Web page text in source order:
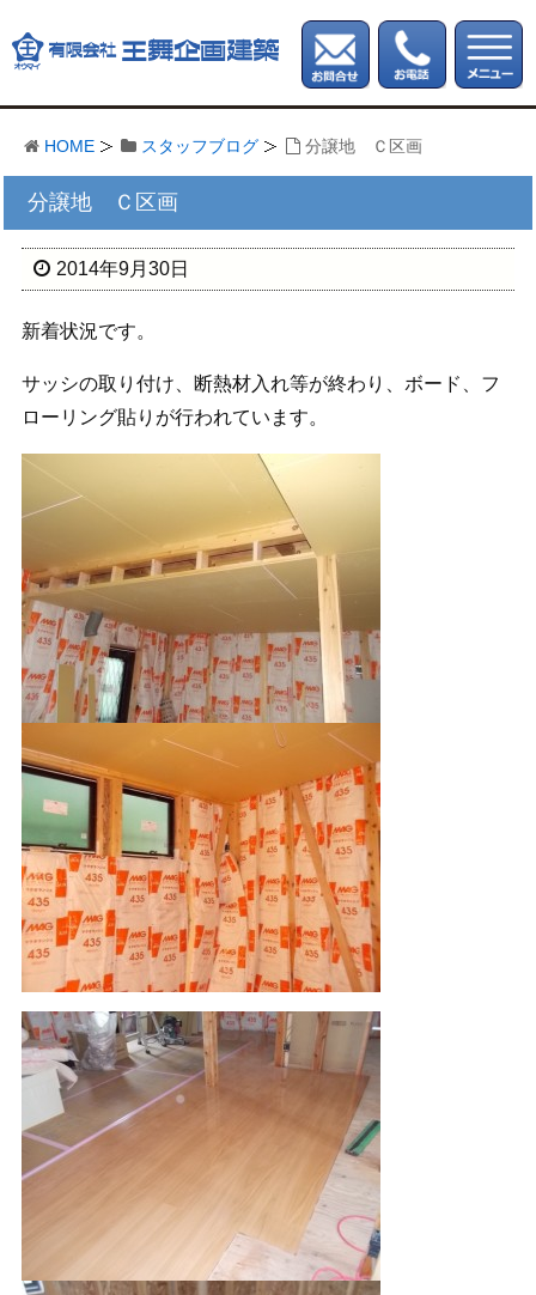
HOME スタッフブログ 分譲地 Ｃ区画
分譲地 Ｃ区画
2014年9月30日
新着状況です。
サッシの取り付け、断熱材入れ等が終わり、ボード、フ
ローリング貼りが行われています。